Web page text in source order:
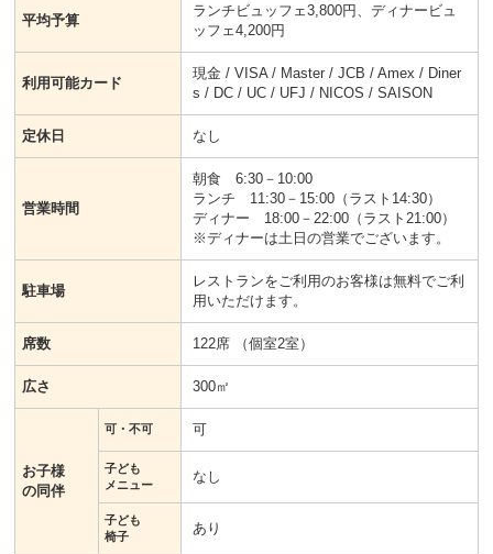
平均予算
ランチビュッフェ3,800円、ディナービュ
ッフェ4,200円
利用可能カード
現金 / VISA / Master / JCB / Amex / Diner
s / DC / UC / UFJ / NICOS / SAISON
定休日 なし
営業時間
朝食 6:30－10:00
ランチ 11:30－15:00（ラスト14:30）
ディナー 18:00－22:00（ラスト21:00）
※ディナーは土日の営業でございます。
駐車場
レストランをご利用のお客様は無料でご利
用いただけます。
席数 122席 （個室2室）
広さ 300㎡
お子様
の同伴
可・不可 可
子ども
メニュー
なし
子ども
椅子
あり